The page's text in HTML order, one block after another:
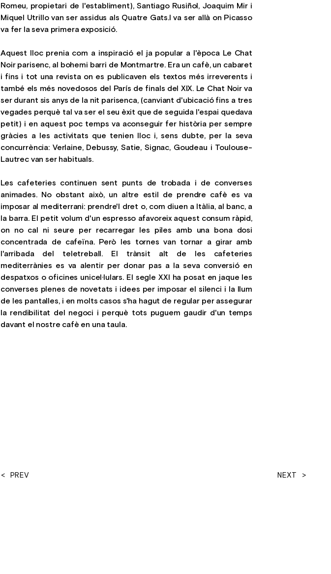
Romeu, propietari de l'establiment), Santiago Rusiñol, Joaquim Mir i
Miquel Utrillo van ser assidus als Quatre Gats.I va ser allà on Picasso
va fer la seva primera exposició.
Aquest lloc prenia com a inspiració el ja popular a l'època Le Chat
Noir parisenc, al bohemi barri de Montmartre. Era un cafè, un cabaret
i fins i tot una revista on es publicaven els textos més irreverents i
també els més novedosos del París de finals del XIX. Le Chat Noir va
ser durant sis anys de la nit parisenca, (canviant d'ubicació fins a tres
vegades perquè tal va ser el seu èxit que de seguida l'espai quedava
petit) i en aquest poc temps va aconseguir fer història per sempre
gràcies a les activitats que tenien lloc i, sens dubte, per la seva
concurrència: Verlaine, Debussy, Satie, Signac, Goudeau i Toulouse-
Lautrec van ser habituals.
Les cafeteries continuen sent punts de trobada i de converses
animades. No obstant això, un altre estil de prendre cafè es va
imposar al mediterrani: prendre'l dret o, com diuen a Itàlia, al banc, a
la barra. El petit volum d'un espresso afavoreix aquest consum ràpid,
on no cal ni seure per recarregar les piles amb una bona dosi
concentrada de cafeïna. Però les tornes van tornar a girar amb
l'arribada del teletreball. El trànsit alt de les cafeteries
mediterrànies es va alentir per donar pas a la seva conversió en
despatxos o oficines unicel·lulars. El segle XXI ha posat en jaque les
converses plenes de novetats i idees per imposar el silenci i la llum
de les pantalles, i en molts casos s'ha hagut de regular per assegurar
la rendibilitat del negoci i perquè tots puguem gaudir d'un temps
davant el nostre cafè en una taula.
< PREV NEXT >